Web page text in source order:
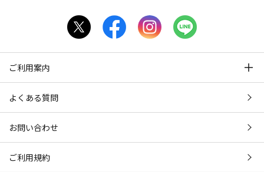
ご利用案内
よくある質問
お問い合わせ
ご利用規約